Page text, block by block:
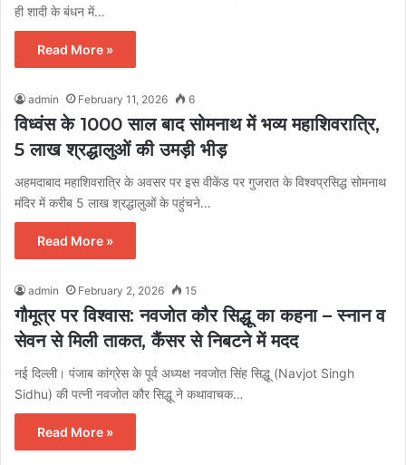
ही शादी के बंधन में…
Read More »
admin February 11, 2026 6
विध्वंस के 1000 साल बाद सोमनाथ में भव्य महाशिवरात्रि,
5 लाख श्रद्धालुओं की उमड़ी भीड़
अहमदाबाद महाशिवरात्रि के अवसर पर इस वीकेंड पर गुजरात के विश्वप्रसिद्ध सोमनाथ
मंदिर में करीब 5 लाख श्रद्धालुओं के पहुंचने…
Read More »
admin February 2, 2026 15
गौमूत्र पर विश्वास: नवजोत कौर सिद्धू का कहना – स्नान व
सेवन से मिली ताकत, कैंसर से निबटने में मदद
नई दिल्ली। पंजाब कांग्रेस के पूर्व अध्यक्ष नवजोत सिंह सिद्धू (Navjot Singh
Sidhu) की पत्नी नवजोत कौर सिद्धू ने कथावाचक…
Read More »